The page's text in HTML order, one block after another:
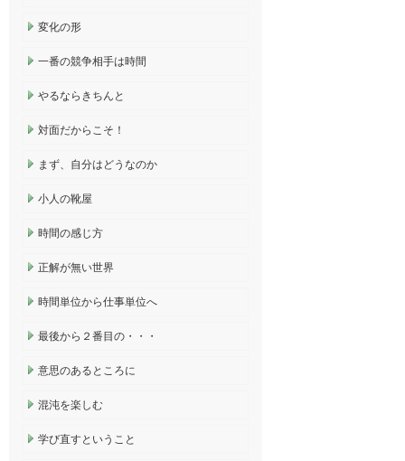
変化の形
一番の競争相手は時間
やるならきちんと
対面だからこそ！
まず、自分はどうなのか
小人の靴屋
時間の感じ方
正解が無い世界
時間単位から仕事単位へ
最後から２番目の・・・
意思のあるところに
混沌を楽しむ
学び直すということ